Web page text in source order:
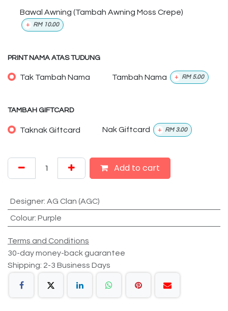
Bawal Awning (Tambah Awning Moss Crepe)
+ RM 10.00
PRINT NAMA ATAS TUDUNG
Tak Tambah Nama Tambah Nama + RM 5.00
TAMBAH GIFTCARD
Taknak Giftcard Nak Giftcard + RM 3.00
Add to cart
Designer: AG Clan (AGC)
Colour: Purple
Terms and Conditions
30-day money-back guarantee
Shipping: 2-3 Business Days